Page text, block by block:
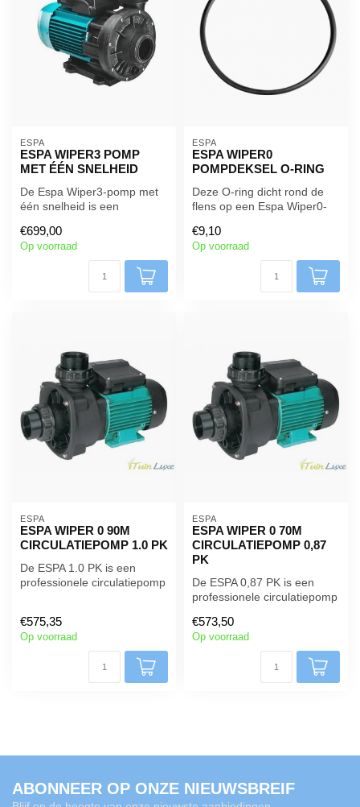
ESPA
ESPA WIPER3 POMP
MET ÉÉN SNELHEID
De Espa Wiper3-pomp met
één snelheid is een
massagepomp die is ontw...
€699,00
Op voorraad
ESPA
ESPA WIPER0
POMPDEKSEL O-RING
Deze O-ring dicht rond de
flens op een Espa Wiper0-
€9,10
Op voorraad
ESPA
ESPA WIPER 0 90M
CIRCULATIEPOMP 1.0 PK
De ESPA 1.0 PK is een
professionele circulatiepomp
€575,35
Op voorraad
ESPA
ESPA WIPER 0 70M
CIRCULATIEPOMP 0,87
PK
De ESPA 0,87 PK is een
professionele circulatiepomp
b...
€573,50
Op voorraad
ABONNEER OP ONZE NIEUWSBREIF